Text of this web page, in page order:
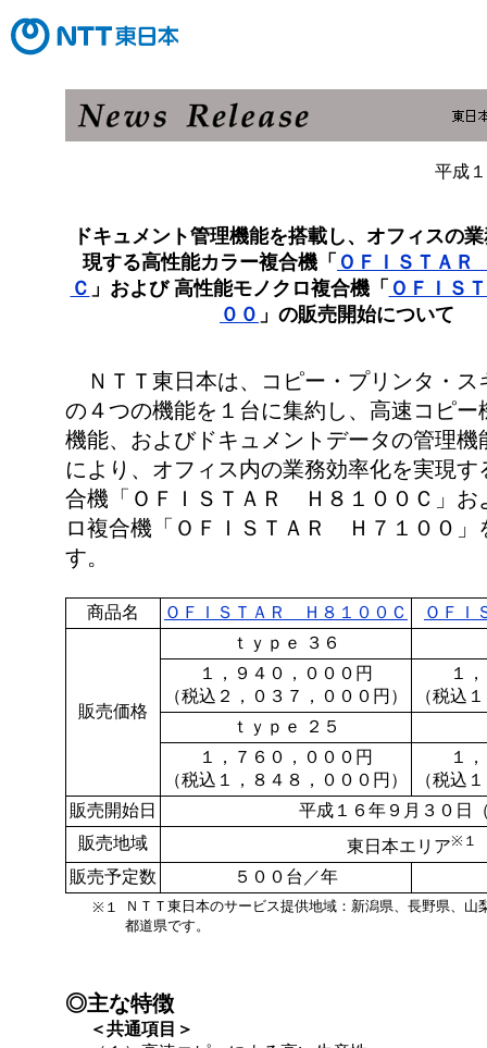
平成
ドキュメント管理機能を搭載し、オフィスの
現する高性能カラー複合機「 ＯＦＩＳＴＡ
Ｃ 」および 高性能モノクロ複合機「 ＯＦＩＳ
００ 」の販売開始について
ＮＴＴ東日本は、コピー・プリンタ・ス
の４つの機能を１台に集約し、高速コピー
機能、およびドキュメントデータの管理機
により、オフィス内の業務効率化を実現す
合機「ＯＦＩＳＴＡＲ Ｈ８１００Ｃ」お
ロ複合機「ＯＦＩＳＴＡＲ Ｈ７１００」
す。
商品名 ＯＦＩＳＴＡＲ Ｈ８１００Ｃ ＯＦＩ
販売価格
ｔｙｐｅ ３６
１，９４０，０００円
（税込２，０３７，０００円）
１
（税込
ｔｙｐｅ ２５
１，７６０，０００円
（税込１，８４８，０００円）
１
（税込
販売開始日
平成１６年９月３０日
販売地域
東日本エリア※１
販売予定数 ５００台／年
※１
ＮＴＴ東日本のサービス提供地域：新潟県、長野県、山
都道県です。
◎主な特徴
＜共通項目＞